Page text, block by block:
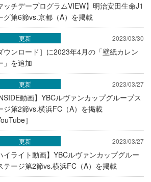
ッチデープログラムVIEW】明治安田生命J1
グ第6節vs.京都（A）を掲載
2023/03/30
ウンロード］に2023年4月の「壁紙カレン
」を追加
更新
2023/03/27
動画】YBCルヴァンカップグループス
ジ第2節vs.横浜FC（A）を掲載
］
更新
2023/03/27
イライト動画】YBCルヴァンカップグルー
テージ第2節vs.横浜FC（A）を掲載
更新